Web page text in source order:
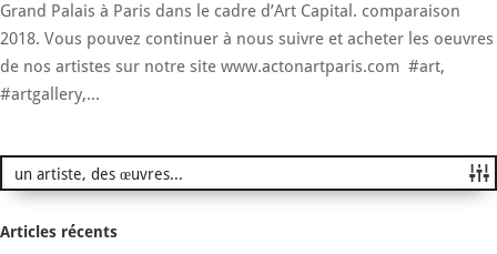
Grand Palais à Paris dans le cadre d’Art Capital. comparaison
2018. Vous pouvez continuer à nous suivre et acheter les oeuvres
de nos artistes sur notre site www.actonartparis.com #art,
#artgallery,...
Articles récents